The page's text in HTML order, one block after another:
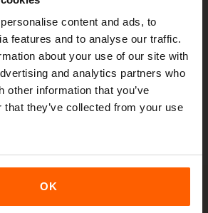
content and ads, to
features and to analyse our traffic.
about your use of our site with
and analytics partners who
other information that you’ve
that they’ve collected from your use
OK
上または無制限
実際の使用量は端末やアプリの設定、使い方